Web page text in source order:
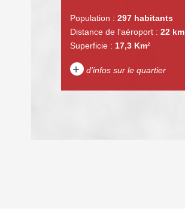
Population : 297 habitants
Distance de l'aéroport : 22 km
Superficie : 17,3 Km²
+ d'infos sur le quartier